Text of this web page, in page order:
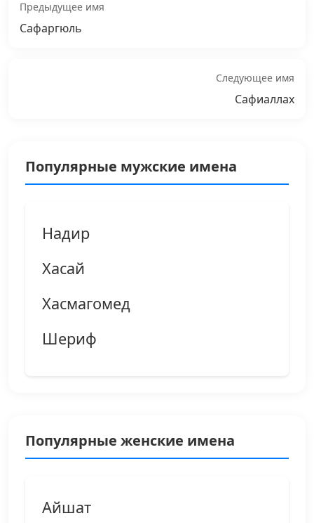
Предыдущее имя
Сафаргюль
Следующее имя
Сафиаллах
Популярные мужские имена
Надир
Хасай
Хасмагомед
Шериф
Популярные женские имена
Айшат